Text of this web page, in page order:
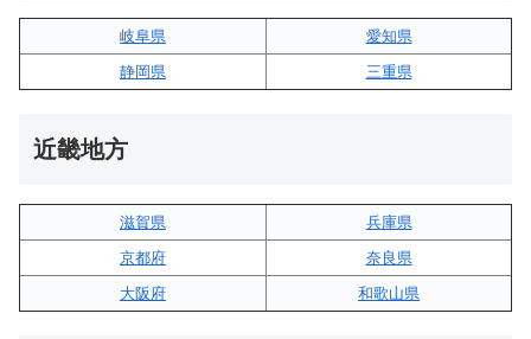
岐阜県
愛知県
静岡県
三重県
近畿地方
滋賀県
兵庫県
京都府
奈良県
大阪府
和歌山県